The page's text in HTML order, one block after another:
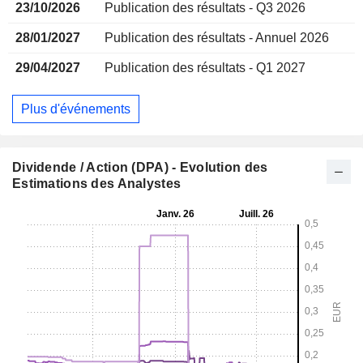
23/10/2026 Publication des résultats - Q3 2026
28/01/2027 Publication des résultats - Annuel 2026
29/04/2027 Publication des résultats - Q1 2027
Plus d'événements
Dividende / Action (DPA) - Evolution des
Estimations des Analystes